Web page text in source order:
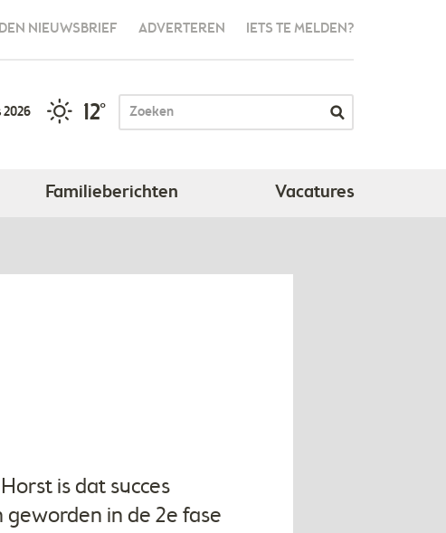
NIEUWSBRIEF ADVERTEREN IETS TE MELDEN?
12°
Familieberichten Vacatures
is dat succes
in de 2e fase